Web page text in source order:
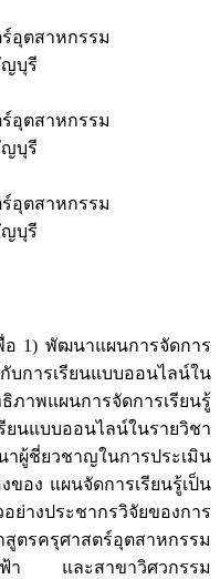
อุตสาหกรรม
ญบุรี
อุตสาหกรรม
ญบุรี
อุตสาหกรรม
ญบุรี
พัฒนาแผนการจัดการ
การเรียนแบบออนไลน์ใน
าพแผนการจัดการเรียนรู้
นแบบออนไลน์ในรายวิชา
ผู้ชี่ยวชาญในการประเมิน
อง แผนจัดการเรียนรู้เป็น
างประชากรวิจัยของการ
รครุศาสตร์อุตสาหกรรม
า และสาขาวิศวกรรม